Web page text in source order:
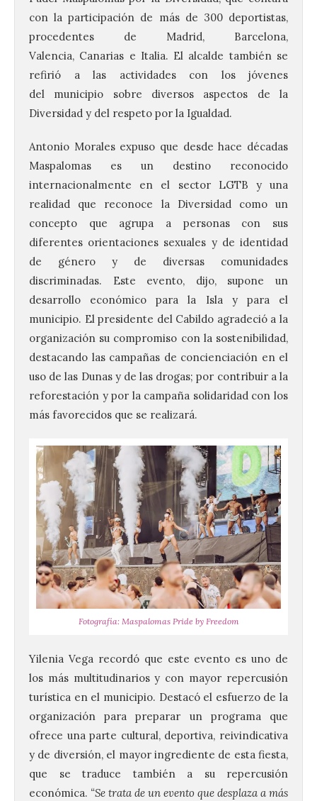
con la participación de más de 300 deportistas,
procedentes de Madrid, Barcelona,
Valencia, Canarias e Italia. El alcalde también se
refirió a las actividades con los jóvenes
del municipio sobre diversos aspectos de la
Diversidad y del respeto por la Igualdad.
Antonio Morales expuso que desde hace décadas
Maspalomas es un destino reconocido
internacionalmente en el sector LGTB y una
realidad que reconoce la Diversidad como un
concepto que agrupa a personas con sus
diferentes orientaciones sexuales y de identidad
de género y de diversas comunidades
discriminadas. Este evento, dijo, supone un
desarrollo económico para la Isla y para el
municipio. El presidente del Cabildo agradeció a la
organización su compromiso con la sostenibilidad,
destacando las campañas de concienciación en el
uso de las Dunas y de las drogas; por contribuir a la
reforestación y por la campaña solidaridad con los
más favorecidos que se realizará.
Fotografía: Maspalomas Pride by Freedom
Yilenia Vega recordó que este evento es uno de
los más multitudinarios y con mayor repercusión
turística en el municipio. Destacó el esfuerzo de la
organización para preparar un programa que
ofrece una parte cultural, deportiva, reivindicativa
y de diversión, el mayor ingrediente de esta fiesta,
que se traduce también a su repercusión
económica. “Se trata de un evento que desplaza a más